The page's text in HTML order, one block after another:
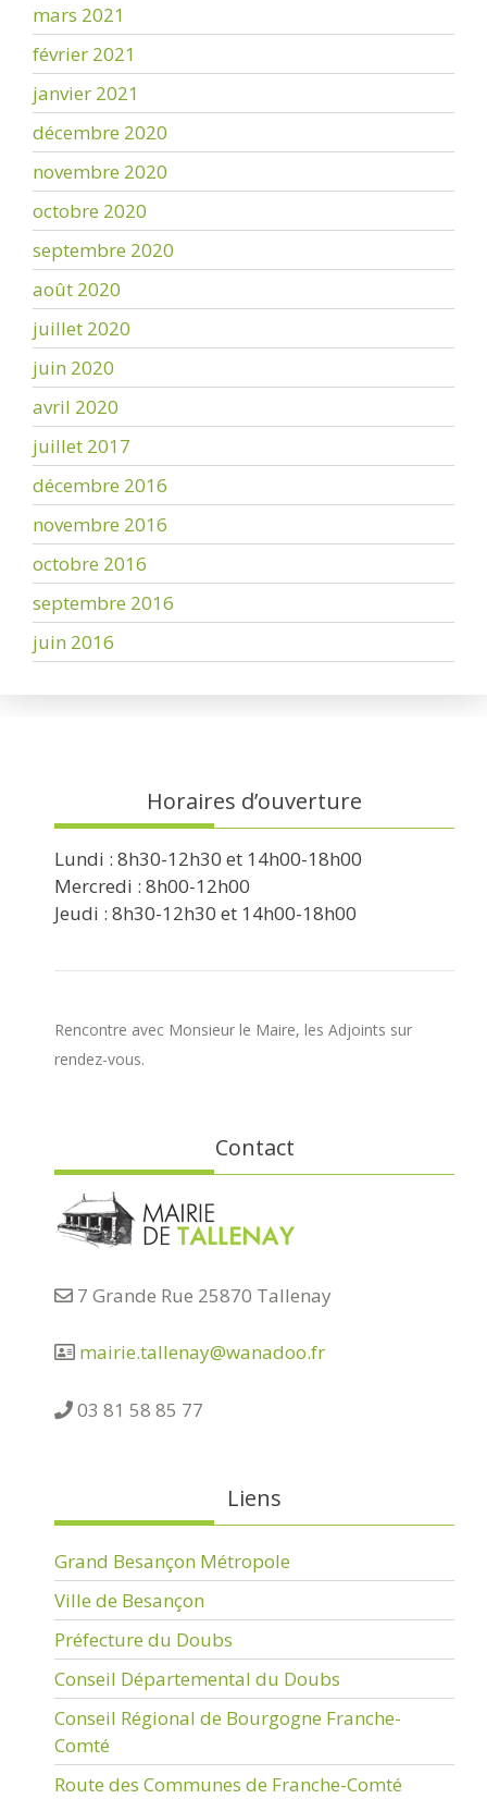
mars 2021
février 2021
janvier 2021
décembre 2020
novembre 2020
octobre 2020
septembre 2020
août 2020
juillet 2020
juin 2020
avril 2020
juillet 2017
décembre 2016
novembre 2016
octobre 2016
septembre 2016
juin 2016
Horaires d’ouverture
Lundi : 8h30-12h30 et 14h00-18h00
Mercredi : 8h00-12h00
Jeudi : 8h30-12h30 et 14h00-18h00
Rencontre avec Monsieur le Maire, les Adjoints sur
rendez-vous.
Contact
7 Grande Rue 25870 Tallenay
mairie.tallenay@wanadoo.fr
03 81 58 85 77
Liens
Grand Besançon Métropole
Ville de Besançon
Préfecture du Doubs
Conseil Départemental du Doubs
Conseil Régional de Bourgogne Franche-
Comté
Route des Communes de Franche-Comté